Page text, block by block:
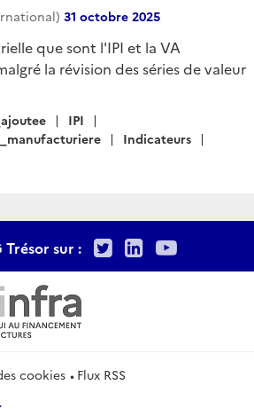
31 octobre 2025
que sont l'IPI et la VA
la révision des séries de valeur
IPI
Indicateurs
Trésor sur : TwitterLinkedIn
Youtube
cookies
Flux RSS